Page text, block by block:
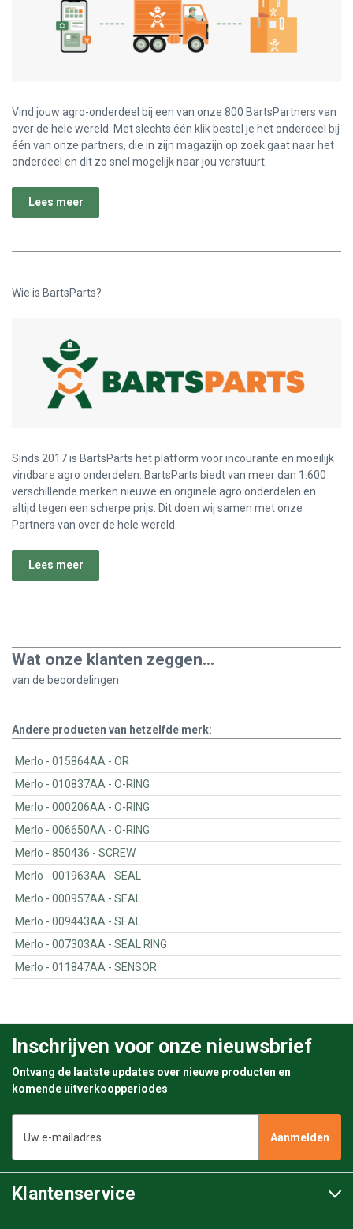
Vind jouw agro-onderdeel bij een van onze 800 BartsPartners van
over de hele wereld. Met slechts één klik bestel je het onderdeel bij
één van onze partners, die in zijn magazijn op zoek gaat naar het
onderdeel en dit zo snel mogelijk naar jou verstuurt.
Lees meer
Wie is BartsParts?
Sinds 2017 is BartsParts het platform voor incourante en moeilijk
vindbare agro onderdelen. BartsParts biedt van meer dan 1.600
verschillende merken nieuwe en originele agro onderdelen en
altijd tegen een scherpe prijs. Dit doen wij samen met onze
Partners van over de hele wereld.
Lees meer
Wat onze klanten zeggen...
van de beoordelingen
Andere producten van hetzelfde merk:
Merlo - 015864AA - OR
Merlo - 010837AA - O-RING
Merlo - 000206AA - O-RING
Merlo - 006650AA - O-RING
Merlo - 850436 - SCREW
Merlo - 001963AA - SEAL
Merlo - 000957AA - SEAL
Merlo - 009443AA - SEAL
Merlo - 007303AA - SEAL RING
Merlo - 011847AA - SENSOR
Inschrijven voor onze nieuwsbrief
Ontvang de laatste updates over nieuwe producten en
komende uitverkoopperiodes
mailadres
Klantenservice